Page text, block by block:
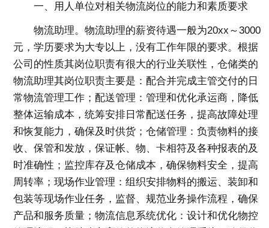
一、用人单位对相关物流岗位的能力和素质要求
物流助理。物流助理的薪资待遇一般为20xx～3000
元，学历要求为大专以上，没有工作年限的要求。根据
公司的性质其岗位职责有很大的行业关联性，仓储类的
物流助理其岗位职责主要是：配合并完成主管交付的日
常物流管理工作；配送管理：管理和优化承运商，降低
整体运输成本，统筹安排日常配送任务，提高故障处理
和恢复能力，确保及时供货；仓储管理：负责物料的接
收、保管和发放，保证帐、物、卡相符及各种报表的及
时准确性；监控库存及仓储成本，确保物料安全，提高
周转率；现场作业管理：组织安排物料的搬运、装卸和
包装等现场作业任务，监督、规范业务操作流程，确保
产品和服务质量；物流信息系统优化：设计和优化物控